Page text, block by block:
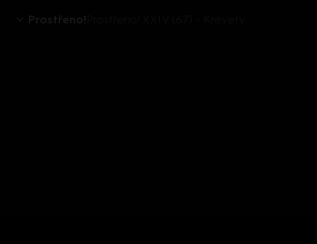
Prostřeno!